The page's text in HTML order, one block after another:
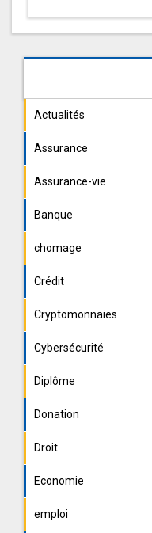
Actualités
Assurance
Assurance-vie
Banque
chomage
Crédit
Cryptomonnaies
Cybersécurité
Diplôme
Donation
Droit
Economie
emploi